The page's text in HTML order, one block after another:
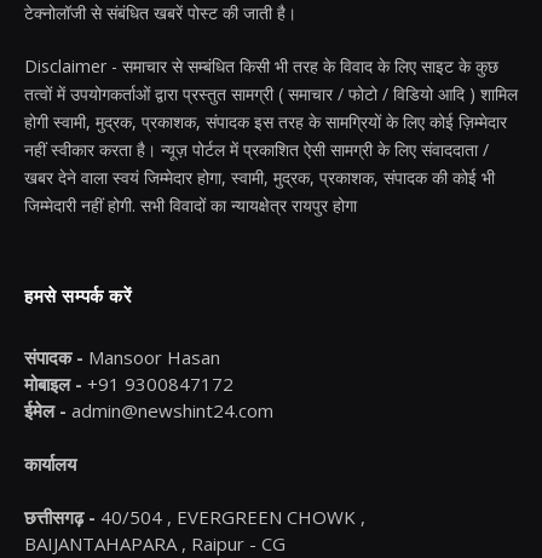
टेक्नोलॉजी से संबंधित खबरें पोस्ट की जाती है।
Disclaimer - समाचार से सम्बंधित किसी भी तरह के विवाद के लिए साइट के कुछ
तत्वों में उपयोगकर्ताओं द्वारा प्रस्तुत सामग्री ( समाचार / फोटो / विडियो आदि ) शामिल
होगी स्वामी, मुद्रक, प्रकाशक, संपादक इस तरह के सामग्रियों के लिए कोई ज़िम्मेदार
नहीं स्वीकार करता है। न्यूज़ पोर्टल में प्रकाशित ऐसी सामग्री के लिए संवाददाता /
खबर देने वाला स्वयं जिम्मेदार होगा, स्वामी, मुद्रक, प्रकाशक, संपादक की कोई भी
जिम्मेदारी नहीं होगी. सभी विवादों का न्यायक्षेत्र रायपुर होगा
हमसे सम्पर्क करें
संपादक - Mansoor Hasan
मोबाइल - +91 9300847172
ईमेल - admin@newshint24.com
कार्यालय
छत्तीसगढ़ - 40/504 , EVERGREEN CHOWK ,
BAIJANTAHAPARA , Raipur - CG